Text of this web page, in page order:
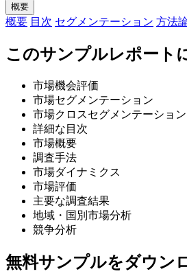
概要
概要 目次 セグメンテーション 方法
このサンプルレポート
市場機会評価
市場セグメンテーション
市場クロスセグメンテーション
詳細な目次
市場概要
調査手法
市場ダイナミクス
市場評価
主要な調査結果
地域・国別市場分析
競争分析
無料サンプルをダウン